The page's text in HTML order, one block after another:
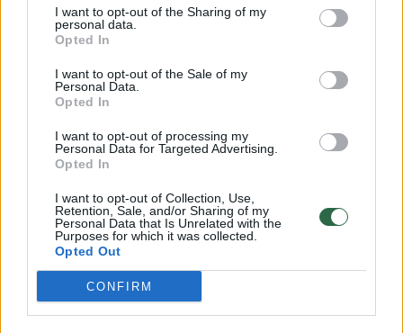
I want to opt-out of the Sharing of my
personal data.
Opted In
I want to opt-out of the Sale of my
Personal Data.
Opted In
I want to opt-out of processing my
Personal Data for Targeted Advertising.
Opted In
I want to opt-out of Collection, Use,
Retention, Sale, and/or Sharing of my
Personal Data that Is Unrelated with the
Purposes for which it was collected.
Opted Out
CONFIRM
specialistą kreiptis?
Sveikata